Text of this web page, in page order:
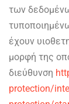
των
έχουν
μορφή της
διεύθυνση
protection/